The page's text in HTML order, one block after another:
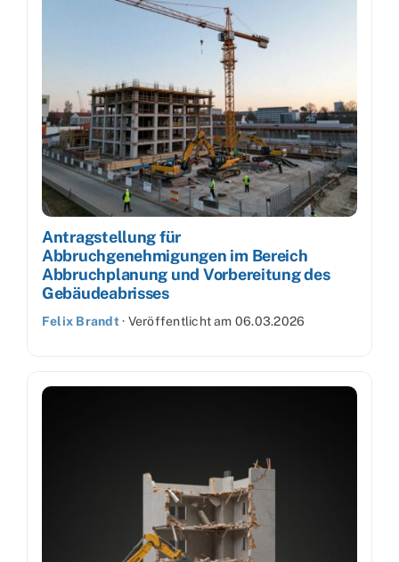
Antragstellung für
Abbruchgenehmigungen im Bereich
Abbruchplanung und Vorbereitung des
Gebäudeabrisses
Felix Brandt· Veröffentlicht am 06.03.2026